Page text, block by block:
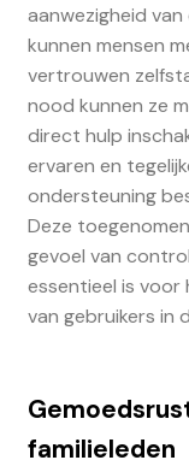
aanwezigheid
kunnen mensen
vertrouwen
nood kunnen ze
direct hulp
ervaren en
ondersteuning
Deze
gevoel van
essentieel is voor
van gebruikers in
familieleden